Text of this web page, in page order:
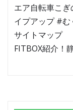
エア自転車こ
イプアップ #む
サイトマップ
FITBOX紹介！